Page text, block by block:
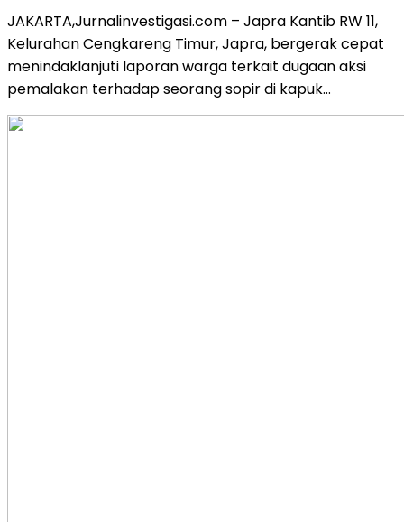
JAKARTA,Jurnalinvestigasi.com – Japra Kantib RW 11,
Kelurahan Cengkareng Timur, Japra, bergerak cepat
menindaklanjuti laporan warga terkait dugaan aksi
pemalakan terhadap seorang sopir di kapuk…